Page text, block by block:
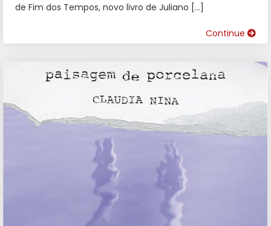
de Fim dos Tempos, novo livro de Juliano […]
Continue